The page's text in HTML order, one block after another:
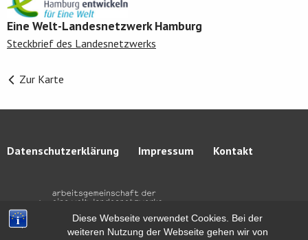
Diese Webseite verwendet Cookies. Bei der
weiteren Nutzung der Webseite gehen wir von
Eine Welt-Landesnetzwerk Hamburg
Steckbrief des Landesnetzwerks
Zur Karte
Datenschutzerklärung Impressum Kontakt